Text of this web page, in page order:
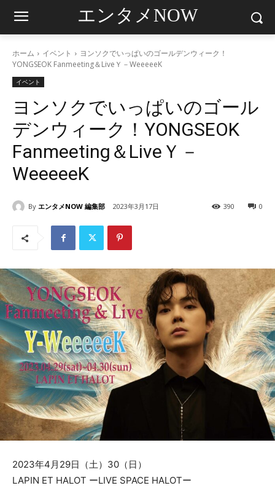
エンタメNOW
ホーム イベント
ヨンソクでいっぱいのゴールデンウィーク！
YONGSEOK Fanmeeting＆LiveＹ－WeeeeeK
イベント
ヨンソクでいっぱいのゴール
デンウィーク！YONGSEOK
Fanmeeting＆LiveＹ－
WeeeeeK
By エンタメNOW 編集部 2023年3月17日 0
390
2023年4月29日（土）30（日）
LAPIN ET HALOT ーLIVE SPACE HALOTー